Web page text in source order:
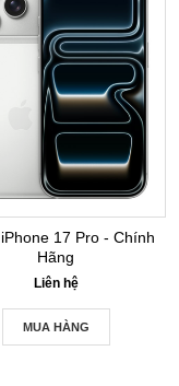
17 Pro - Chính
Hãng
Liên hệ
MUA HÀNG